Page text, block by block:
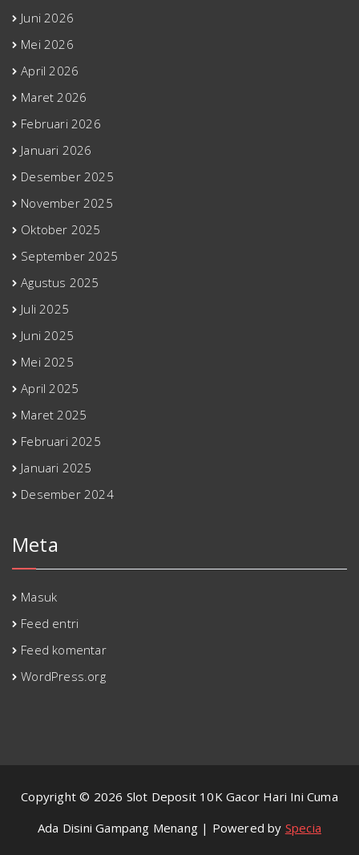
Juni 2026
Mei 2026
April 2026
Maret 2026
Februari 2026
Januari 2026
Desember 2025
November 2025
Oktober 2025
September 2025
Agustus 2025
Juli 2025
Juni 2025
Mei 2025
April 2025
Maret 2025
Februari 2025
Januari 2025
Desember 2024
Meta
Masuk
Feed entri
Feed komentar
WordPress.org
Copyright © 2026 Slot Deposit 10K Gacor Hari Ini Cuma
Ada Disini Gampang Menang | Powered by Specia